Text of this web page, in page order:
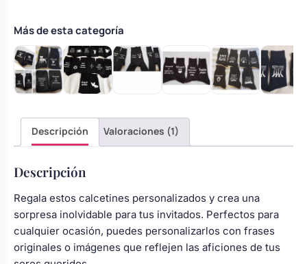
Más de esta categoría
Descripción Valoraciones (1)
Descripción
Regala estos calcetines personalizados y crea una
sorpresa inolvidable para tus invitados. Perfectos para
cualquier ocasión, puedes personalizarlos con frases
originales o imágenes que reflejen las aficiones de tus